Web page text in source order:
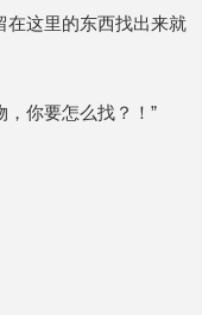
在这里的东西找出来就
，你要怎么找？！”